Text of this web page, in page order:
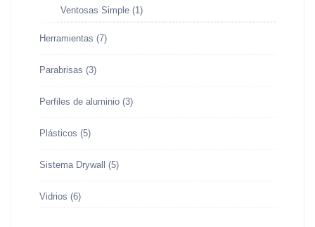
Ventosas Simple (1)
Herramientas (7)
Parabrisas (3)
Perfiles de aluminio (3)
Plásticos (5)
Sistema Drywall (5)
Vidrios (6)